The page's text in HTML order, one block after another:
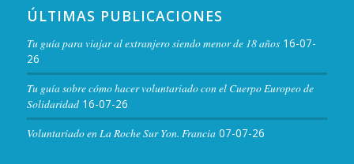
ÚLTIMAS PUBLICACIONES
Tu guía para viajar al extranjero siendo menor de 18 años 16-07-
26
Tu guía sobre cómo hacer voluntariado con el Cuerpo Europeo de
Solidaridad 16-07-26
Voluntariado en La Roche Sur Yon. Francia 07-07-26